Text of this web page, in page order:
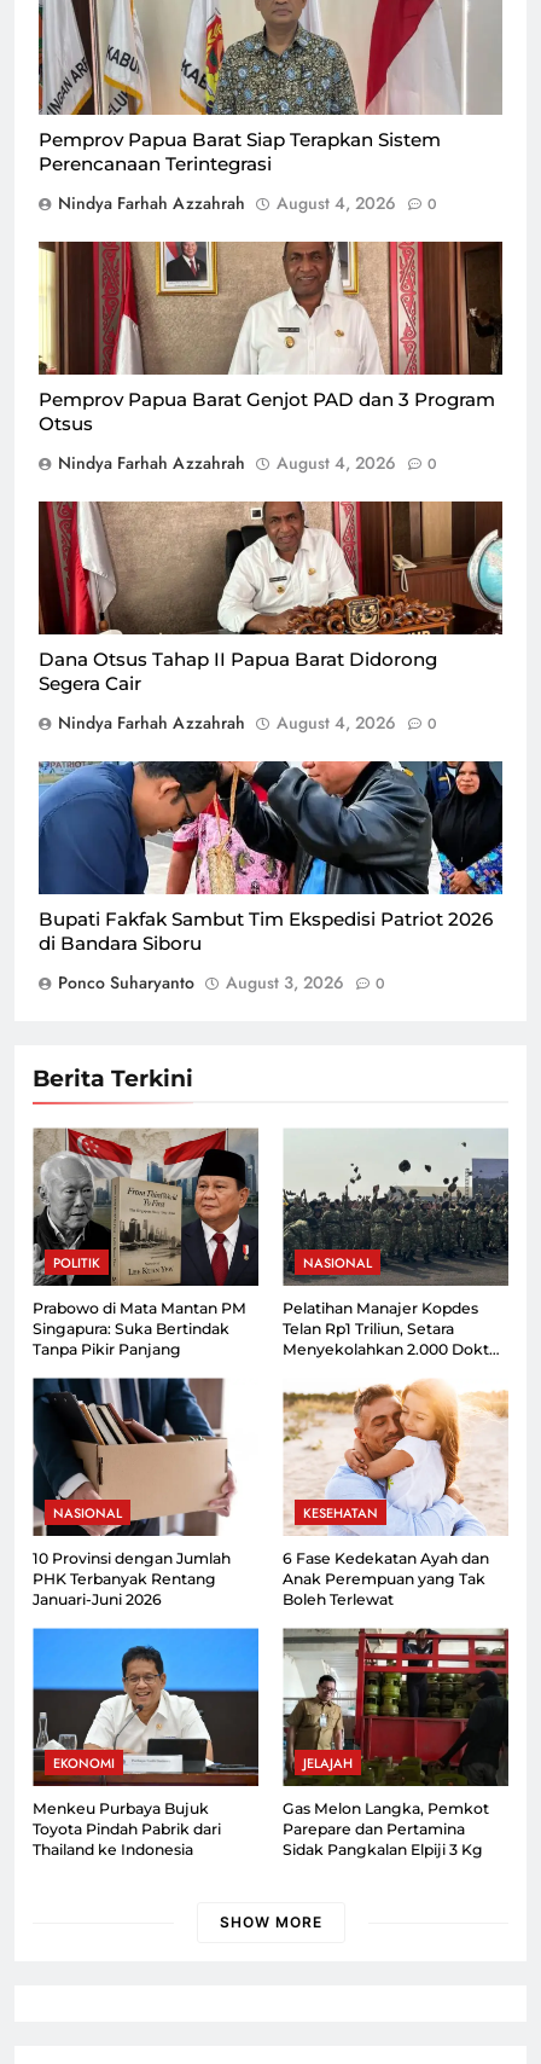
(Bappeda) Papua Barat, Prof. Dr. Charlie D. Heatubun,
S.Hut., M.Si., saat ditemui GPriority pada Selasa (4/8) di
Jakarta/Foto : Dok. GPriority (Nindya Farhah Azzahrah)
Pemprov Papua Barat Siap Terapkan Sistem
Perencanaan Terintegrasi
Nindya Farhah Azzahrah August 4, 2026 0
Wakil Gubernur Papua Barat, Mohamad Lakotani, saat
ditemui GPriority di Jakarta, Selasa (4/8)/Foto : Dok.
GPriority (Nindya Farhah Azzahrah)
Pemprov Papua Barat Genjot PAD dan 3 Program
Otsus
Nindya Farhah Azzahrah August 4, 2026 0
Wakil Gubernur Papua Barat, Mohamad Lakotani, saat
ditemui GPriority pada Selasa (4/8) di Jakarta/Foto : Dok.
GPriority (Nindya Farhah Azzahrah)
Dana Otsus Tahap II Papua Barat Didorong
Segera Cair
Nindya Farhah Azzahrah August 4, 2026 0
Bupati Fakfak Sambut Tim Ekspedisi Patriot 2026
di Bandara Siboru
Ponco Suharyanto August 3, 2026 0
Berita Terkini
POLITIK
Prabowo di Mata Mantan PM
Singapura: Suka Bertindak
Tanpa Pikir Panjang
NASIONAL
Pelatihan Manajer Kopdes
Telan Rp1 Triliun, Setara
Menyekolahkan 2.000 Dokter
NASIONAL
10 Provinsi dengan Jumlah
PHK Terbanyak Rentang
Januari-Juni 2026
KESEHATAN
6 Fase Kedekatan Ayah dan
Anak Perempuan yang Tak
Boleh Terlewat
EKONOMI
Menkeu Purbaya Bujuk
Toyota Pindah Pabrik dari
Thailand ke Indonesia
JELAJAH
Gas Melon Langka, Pemkot
Parepare dan Pertamina
Sidak Pangkalan Elpiji 3 Kg
SHOW MORE